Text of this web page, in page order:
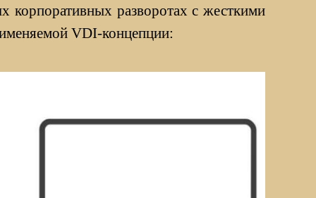
корпоративных разворотах с жесткими
VDI-концепции: